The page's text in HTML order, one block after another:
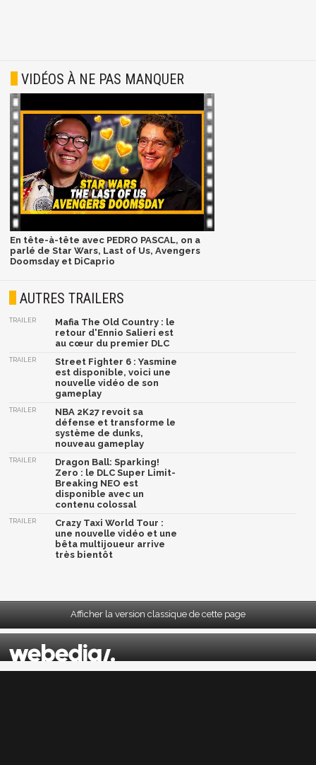
VIDÉOS À NE PAS MANQUER
En tête-à-tête avec PEDRO PASCAL, on a
parlé de Star Wars, Last of Us, Avengers
Doomsday et DiCaprio
AUTRES TRAILERS
TRAILER
Mafia The Old Country : le
retour d'Ennio Salieri est
au cœur du premier DLC
TRAILER
Street Fighter 6 : Yasmine
est disponible, voici une
nouvelle vidéo de son
gameplay
TRAILER
NBA 2K27 revoit sa
défense et transforme le
système de dunks,
nouveau gameplay
TRAILER
Dragon Ball: Sparking!
Zero : le DLC Super Limit-
Breaking NEO est
disponible avec un
contenu colossal
TRAILER
Crazy Taxi World Tour :
une nouvelle vidéo et une
bêta multijoueur arrive
très bientôt
Afficher la version classique de cette page